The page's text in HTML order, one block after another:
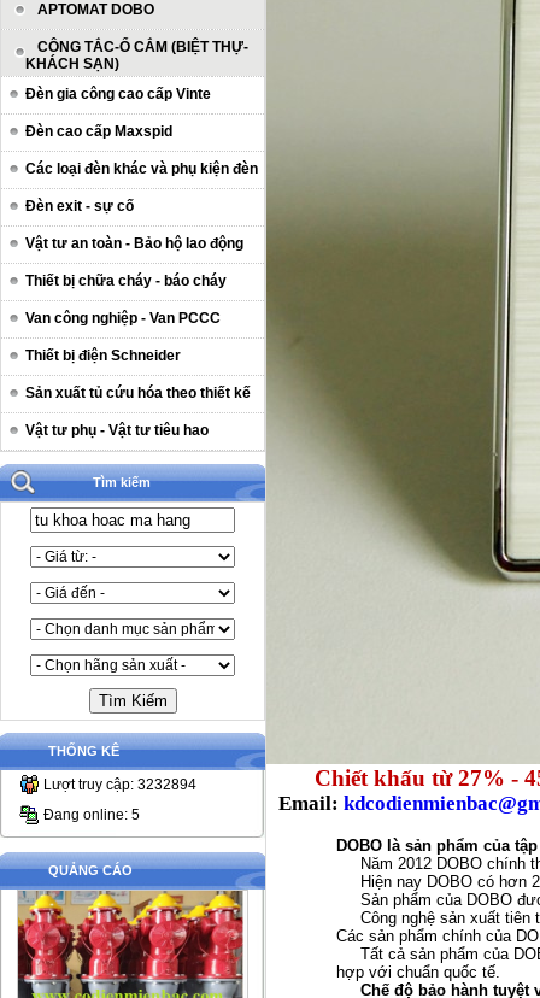
APTOMAT DOBO
CÔNG TẮC-Ổ CẮM (BIỆT THỰ-
KHÁCH SẠN)
Đèn gia công cao cấp Vinte
Đèn cao cấp Maxspid
Các loại đèn khác và phụ kiện đèn
Đèn exit - sự cố
Vật tư an toàn - Bảo hộ lao động
Thiết bị chữa cháy - báo cháy
Van công nghiệp - Van PCCC
Thiết bị điện Schneider
Sản xuất tủ cứu hóa theo thiết kế
Vật tư phụ - Vật tư tiêu hao
Tìm kiếm
THỐNG KÊ
Lượt truy cập: 3232894
Đang online: 5
QUẢNG CÁO
Chiết khấu từ 27% -
Email:
DOBO là sản phẩm của t
Năm 2012 DOBO chính
Hiện nay DOBO có hơn
Sản phẩm của DOBO
Công nghệ sản xuất tiên
Các sản phẩm chính của
Tất cả sản phẩm của
hợp với chuẩn quốc tế.
Chế độ bảo hành tuyệt